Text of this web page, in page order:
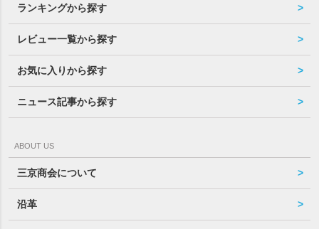
ランキングから探す
レビュー一覧から探す
お気に入りから探す
ニュース記事から探す
ABOUT US
三京商会について
沿革